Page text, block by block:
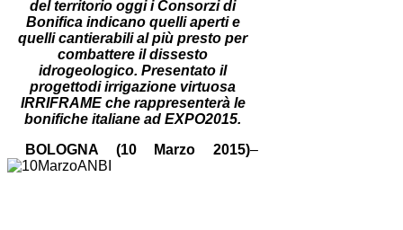
del territorio oggi i Consorzi di
Bonifica indicano quelli aperti e
quelli cantierabili al più presto per
combattere il dissesto
idrogeologico. Presentato il
progettodi irrigazione virtuosa
IRRIFRAME che rappresenterà le
bonifiche italiane ad EXPO2015.
BOLOGNA (10 Marzo 2015)–